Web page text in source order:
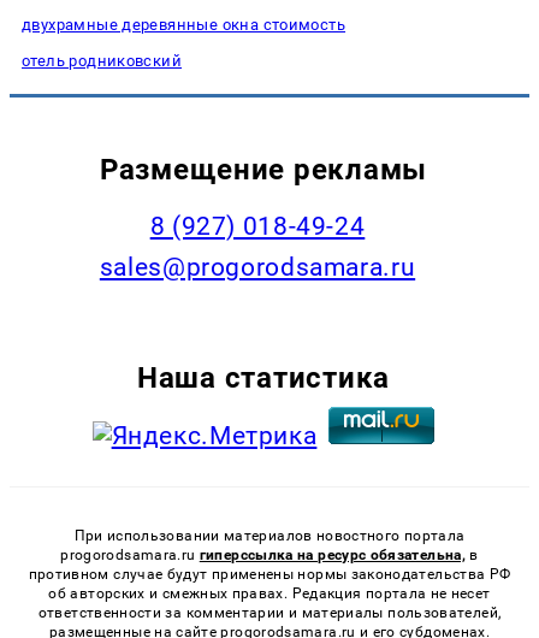
двухрамные деревянные окна стоимость
отель родниковский
Размещение рекламы
8 (927) 018-49-24
sales@progorodsamara.ru
Наша статистика
При использовании материалов новостного портала
progorodsamara.ru гиперссылка на ресурс обязательна, в
противном случае будут применены нормы законодательства РФ
об авторских и смежных правах. Редакция портала не несет
ответственности за комментарии и материалы пользователей,
размещенные на сайте progorodsamara.ru и его субдоменах.